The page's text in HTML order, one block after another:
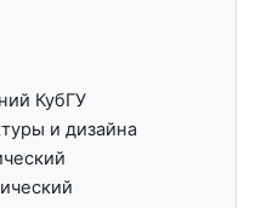
КубГУ
и дизайна